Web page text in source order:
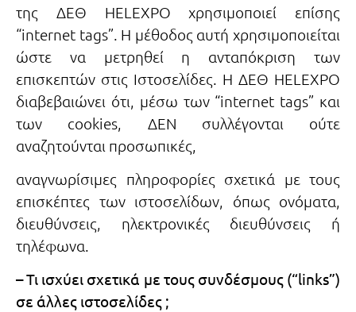
της ΔΕΘ HELEXPO χρησιμοποιεί επίσης
“internet tags”. Η μέθοδος αυτή χρησιμοποιείται
ώστε να μετρηθεί η ανταπόκριση των
επισκεπτών στις Ιστοσελίδες. Η ΔΕΘ HELEXPO
διαβεβαιώνει ότι, μέσω των “internet tags” και
των cookies, ΔΕΝ συλλέγονται ούτε
αναζητούνται προσωπικές,
αναγνωρίσιμες πληροφορίες σχετικά με τους
επισκέπτες των ιστοσελίδων, όπως ονόματα,
διευθύνσεις, ηλεκτρονικές διευθύνσεις ή
τηλέφωνα.
– Τι ισχύει σχετικά με τους συνδέσμους (“links”)
σε άλλες ιστοσελίδες ;